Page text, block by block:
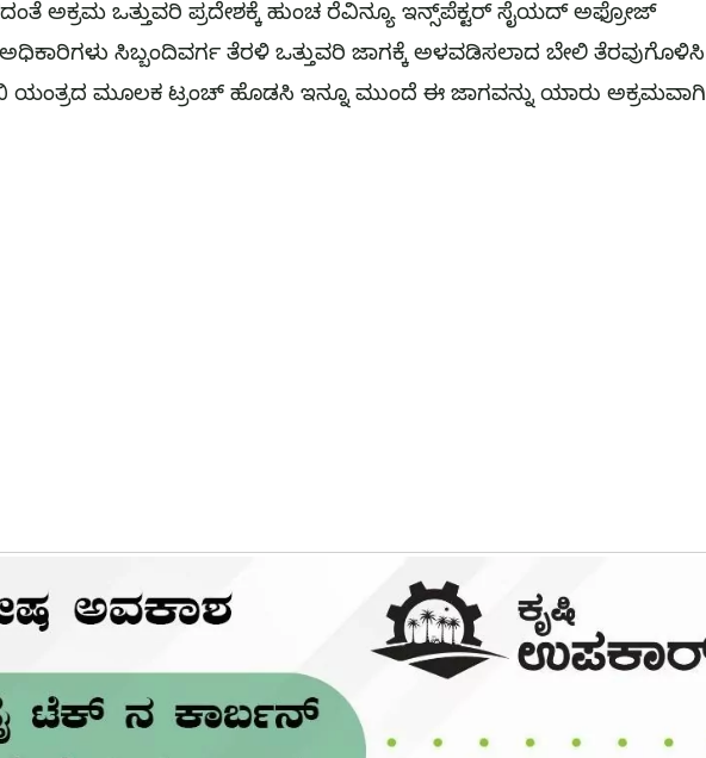
ಅಕ್ರಮ ಒತ್ತುವರಿ ಪ್ರದೇಶಕ್ಕೆ ಹುಂಚ ರೆವಿನ್ಯೂ ಇನ್ಸ್‌ಪೆಕ್ಟರ್ ಸೈಯದ್ ಅಫ್ರೋಜ್
ಸಿಬ್ಬಂದಿವರ್ಗ ತೆರಳಿ ಒತ್ತುವರಿ ಜಾಗಕ್ಕೆ ಅಳವಡಿಸಲಾದ ಬೇಲಿ ತೆರವುಗೊಳಿಸಿ
ಯಂತ್ರದ ಮೂಲಕ ಟ್ರಂಚ್ ಹೊಡಸಿ ಇನ್ನೂ ಮುಂದೆ ಈ ಜಾಗವನ್ನು ಯಾರು ಅಕ್ರಮವಾಗಿ